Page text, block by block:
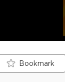
Bookmark